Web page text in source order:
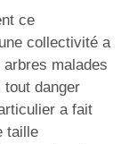
ce
collectivité a
malades
tout danger
a fait
taille